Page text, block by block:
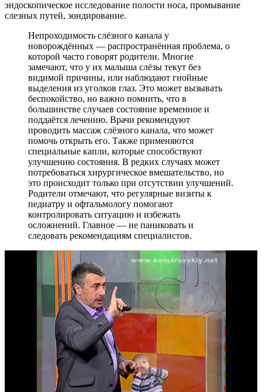
эндоскопическое исследование полости носа, промывание
слезных путей, зондирование.
Непроходимость слёзного канала у
новорождённых — распространённая проблема, о
которой часто говорят родители. Многие
замечают, что у их малыша слёзы текут без
видимой причины, или наблюдают гнойные
выделения из уголков глаз. Это может вызывать
беспокойство, но важно помнить, что в
большинстве случаев состояние временное и
поддаётся лечению. Врачи рекомендуют
проводить массаж слёзного канала, что может
помочь открыть его. Также применяются
специальные капли, которые способствуют
улучшению состояния. В редких случаях может
потребоваться хирургическое вмешательство, но
это происходит только при отсутствии улучшений.
Родители отмечают, что регулярные визиты к
педиатру и офтальмологу помогают
контролировать ситуацию и избежать
осложнений. Главное — не паниковать и
следовать рекомендациям специалистов.